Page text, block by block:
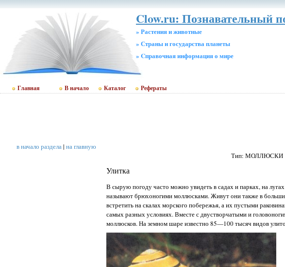
Clow.ru: Познавательный
» Растения и животные
» Страны и государства планеты
» Cправочная информация о мире
Главная В начало Каталог Рефераты
в начало раздела| на главную
Тип: МОЛЛЮСКИ
Улитка
В сырую погоду часто можно увидеть в садах и парках, на
называют брюхоногими моллюсками. Живут они также в
встретить на скалах морского побережья, а их пустыми
самых разных условиях. Вместе с двустворчатыми и
моллюсков. На земном шаре известно 85—100 тысяч видов